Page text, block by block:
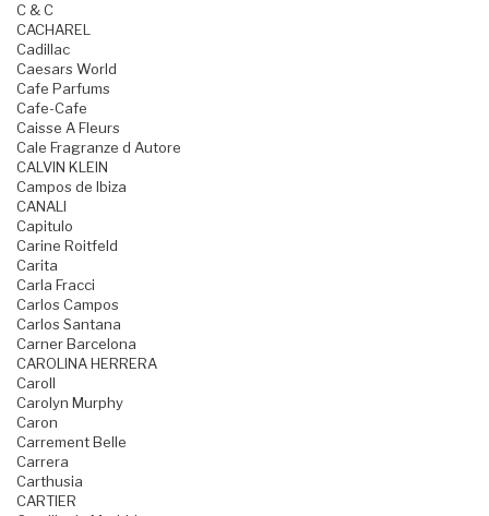
C & C
CACHAREL
Cadillac
Caesars World
Cafe Parfums
Cafe-Cafe
Caisse A Fleurs
Cale Fragranze d Autore
CALVIN KLEIN
Campos de Ibiza
CANALI
Capitulo
Carine Roitfeld
Carita
Carla Fracci
Carlos Campos
Carlos Santana
Carner Barcelona
CAROLINA HERRERA
Caroll
Carolyn Murphy
Caron
Carrement Belle
Carrera
Carthusia
CARTIER